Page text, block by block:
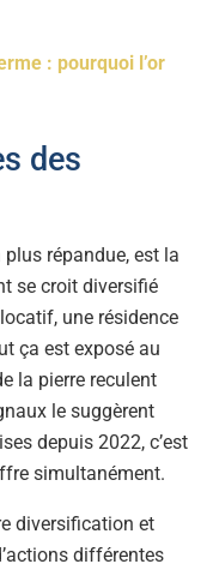
: pourquoi l’or
des
répandue, est la
se croit diversifié
une résidence
ça est exposé au
la pierre reculent
le suggèrent
depuis 2022, c’est
simultanément.
diversification et
différentes